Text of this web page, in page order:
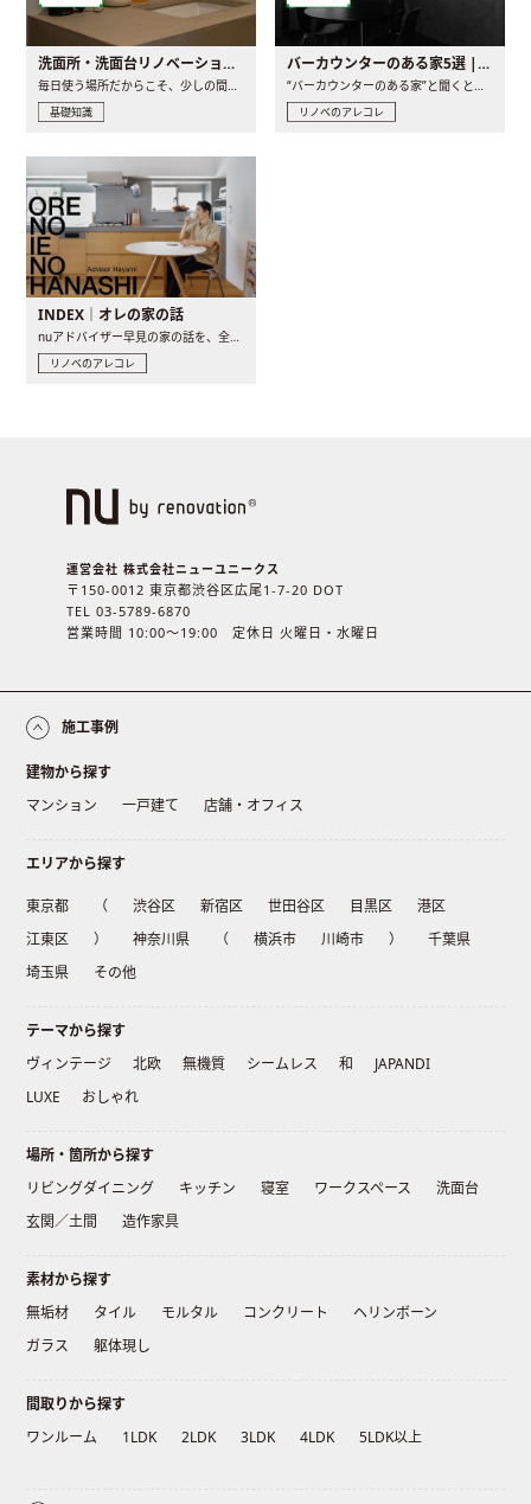
洗面所・洗面台リノベーションの事例と間取りアイデア
基礎知識
バーカウンターのある家5選 | 日常に馴染む“距離の近い”キッチンとは
リノベのアレコレ
INDEX｜オレの家の話
nuアドバイザー早見の家の話を、全4話でお届け。リノベーションを..
リノベのアレコレ
運営会社 株式会社ニューユニークス
〒150-0012 東京都渋谷区広尾1-7-20 DOT
TEL 03-5789-6870
営業時間 10:00〜19:00 定休日 火曜日・水曜日
施工事例
建物から探す
マンション
一戸建て 店舗・オフィス
エリアから探す
東京都 （ 渋谷区 新宿区 世田谷区 目黒区
港区
江東区
） 神奈川県 （ 横浜市 川崎市 ）
千葉県
埼玉県
その他
テーマから探す
ヴィンテージ
北欧 無機質 シームレス 和
JAPANDI
LUXE
おしゃれ
場所・箇所から探す
リビングダイニング
キッチン 寝室 ワークスペース
洗面台
玄関／土間
造作家具
素材から探す
無垢材
タイル モルタル コンクリート
ヘリンボーン
ガラス
躯体現し
間取りから探す
ワンルーム
1LDK 2LDK 3LDK 4LDK 5LDK以上